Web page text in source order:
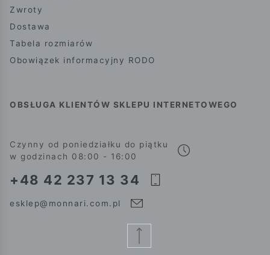
Zwroty
Dostawa
Tabela rozmiarów
Obowiązek informacyjny RODO
OBSŁUGA KLIENTÓW SKLEPU INTERNETOWEGO
Czynny od poniedziałku do piątku
w godzinach 08:00 - 16:00
+48 42 237 13 34
esklep@monnari.com.pl